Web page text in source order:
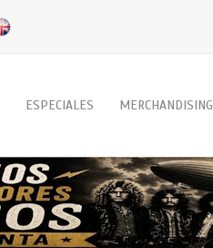
ESPECIALES MERCHANDISING